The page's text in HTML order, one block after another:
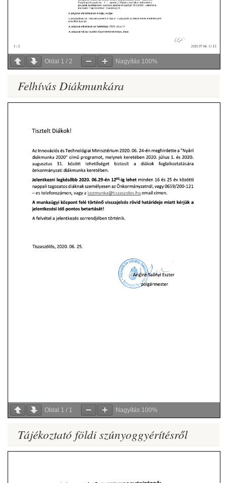
Oldal 1 / 2 Nagyítás 100%
Felhívás Diákmunkára
Oldal 1 / 1 Nagyítás 100%
Tájékoztató földi szúnyoggyérítésről